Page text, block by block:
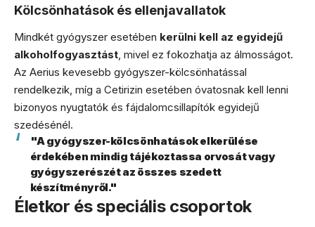
Kölcsönhatások és ellenjavallatok
Mindkét gyógyszer esetében kerülni kell az egyidejű
alkoholfogyasztást, mivel ez fokozhatja az álmosságot.
Az Aerius kevesebb gyógyszer-kölcsönhatással
rendelkezik, míg a Cetirizin esetében óvatosnak kell lenni
bizonyos nyugtatók és fájdalomcsillapítók egyidejű
szedésénél.
"A gyógyszer-kölcsönhatások elkerülése
érdekében mindig tájékoztassa orvosát vagy
gyógyszerészét az összes szedett
készítményről."
Életkor és speciális csoportok